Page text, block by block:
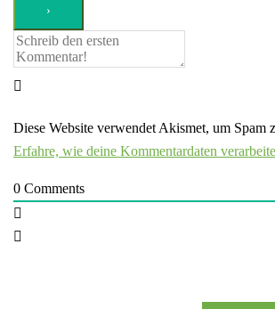
Diese Website verwendet Akismet, um Spam
Erfahre, wie deine Kommentardaten
0 Comments